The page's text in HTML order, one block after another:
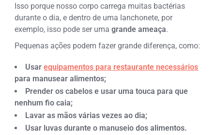
Isso porque nosso corpo carrega muitas bactérias
durante o dia, e dentro de uma lanchonete, por
exemplo, isso pode ser umagrande ameaça.
Pequenas ações podem fazer grande diferença, como:
Usarequipamentos para restaurante necessários
para manusear alimentos;
Prender os cabelos e usar uma touca para que
nenhum fio caia;
Lavar as mãos várias vezes ao dia;
Usar luvas durante o manuseio dos alimentos.